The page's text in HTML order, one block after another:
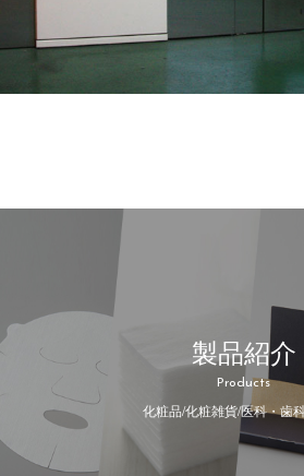
製品紹介
Products
化粧品/化粧雑貨/医科・歯